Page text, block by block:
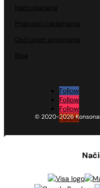
Način plaćanja
Prigovori i reklamacije
Opći uvjeti poslovanja
Blog
Follow
Follow
Follow
Follow
© 2020-2026